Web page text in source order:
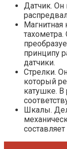
Датчик. Он
Магнитная
тахометра.
принципу
датчики.
Стрелки.
который
катушке. В
Шкалы.